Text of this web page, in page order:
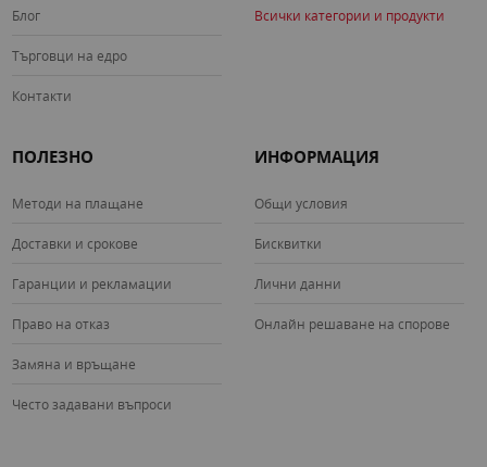
не само дарявате продукт, но и създавате запомнящ се
Разчитайте на нас за уникални и качествени подаръци и
Блог
Търговци на едро
Контакти
Всички категории и продукти
ПОЛЕЗНО
Методи на плащане
Доставки и срокове
Гаранции и рекламации
Право на отказ
Замяна и връщане
Често задавани въпроси
ИНФОРМАЦИЯ
Общи условия
Бисквитки
Лични данни
Онлайн решаване на спорове